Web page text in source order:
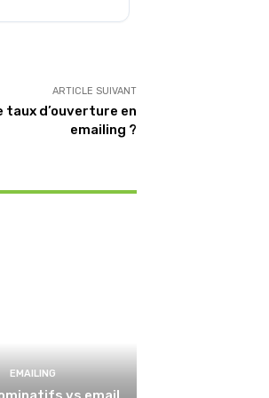
ARTICLE SUIVANT
taux d’ouverture en
emailing ?
EMAILING